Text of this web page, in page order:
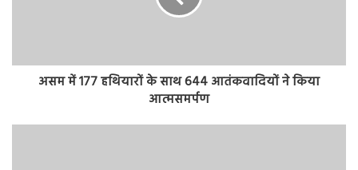
असम में 177 हथियारों के साथ 644 आतंकवादियों ने किया
आत्मसमर्पण